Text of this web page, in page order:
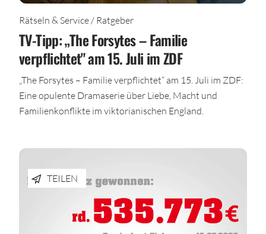
Rätseln & Service / Ratgeber
TV-Tipp: „The Forsytes – Familie
verpflichtet" am 15. Juli im ZDF
„The Forsytes – Familie verpflichtet“ am 15. Juli im ZDF:
Eine opulente Dramaserie über Liebe, Macht und
Familienkonflikte im viktorianischen England.
TEILEN